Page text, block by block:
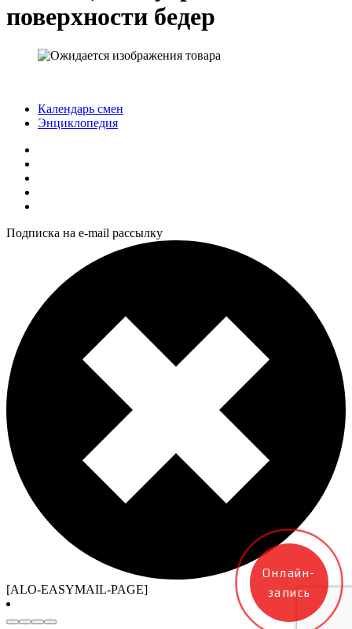
поверхности бедер
Календарь смен
Энциклопедия
Подписка на e-mail рассылку
[ALO-EASYMAIL-PAGE]
Онлайн-
запись